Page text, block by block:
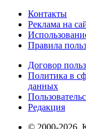
Контакты
Реклама на
Правила
Договор
Политика в
данных
Редакция